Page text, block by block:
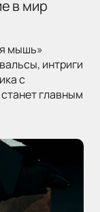
в мир
мышь»
интриги
с
главным